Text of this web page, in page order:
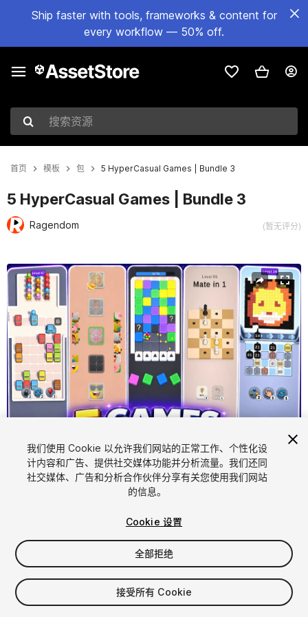
Ship faster with tools, frameworks & content for
every workflow — 50% off.
搜索资源
首页 模板 包 5 HyperCasual Games | Bundle 3
5 HyperCasual Games | Bundle 3
Ragendom (暂无评分)
当前幻灯片：1 / 30
1/30
$129.99
增值税将在结算时计算
我们使用 Cookie 以允许我们网站的正常工作、个性化设
计内容和广告、提供社交媒体功能并分析流量。我们还同
社交媒体、广告和分析合作伙伴分享有关您使用我们网站
的信息。
Cookie 设置
全部拒绝
接受所有 Cookie